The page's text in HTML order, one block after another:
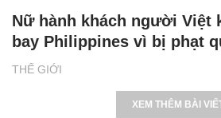
THẾ GIỚI
Nữ hành khách người Việt
bay Philippines vì bị phạt
XEM THÊM BÀI